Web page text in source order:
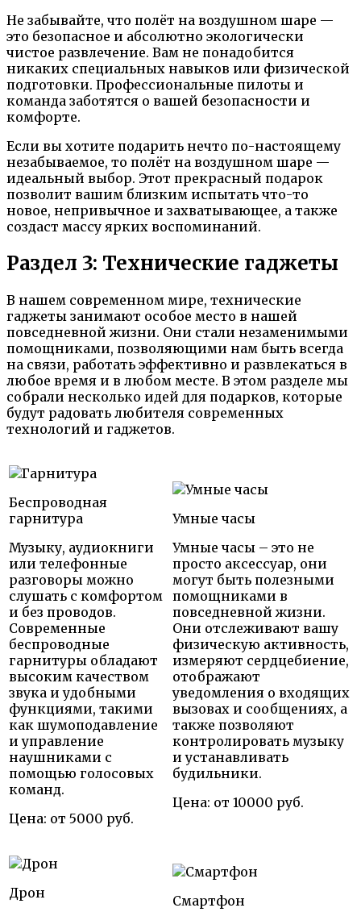
Не забывайте, что полёт на воздушном шаре —
это безопасное и абсолютно экологически
чистое развлечение. Вам не понадобится
никаких специальных навыков или физической
подготовки. Профессиональные пилоты и
команда заботятся о вашей безопасности и
комфорте.
Если вы хотите подарить нечто по-настоящему
незабываемое, то полёт на воздушном шаре —
идеальный выбор. Этот прекрасный подарок
позволит вашим близким испытать что-то
новое, непривычное и захватывающее, а также
создаст массу ярких воспоминаний.
Раздел 3: Технические гаджеты
В нашем современном мире, технические
гаджеты занимают особое место в нашей
повседневной жизни. Они стали незаменимыми
помощниками, позволяющими нам быть всегда
на связи, работать эффективно и развлекаться в
любое время и в любом месте. В этом разделе мы
собрали несколько идей для подарков, которые
будут радовать любителя современных
технологий и гаджетов.
Беспроводная
гарнитура
Музыку, аудиокниги
или телефонные
разговоры можно
слушать с комфортом
и без проводов.
Современные
беспроводные
гарнитуры обладают
высоким качеством
звука и удобными
функциями, такими
как шумоподавление
и управление
наушниками с
помощью голосовых
команд.
Цена: от 5000 руб.
Умные часы
Умные часы – это не
просто аксессуар, они
могут быть полезными
помощниками в
повседневной жизни.
Они отслеживают вашу
физическую активность,
измеряют сердцебиение,
отображают
уведомления о входящих
вызовах и сообщениях, а
также позволяют
контролировать музыку
и устанавливать
будильники.
Цена: от 10000 руб.
Дрон
Смартфон